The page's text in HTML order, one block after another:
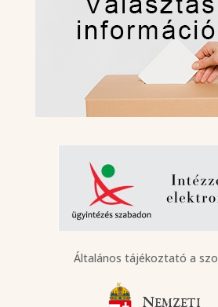
Általános tájékoztató a